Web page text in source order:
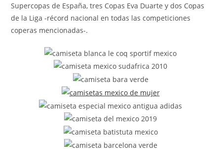
Supercopas de España, tres Copas Eva Duarte y dos Copas
de la Liga -récord nacional en todas las competiciones
coperas mencionadas-.